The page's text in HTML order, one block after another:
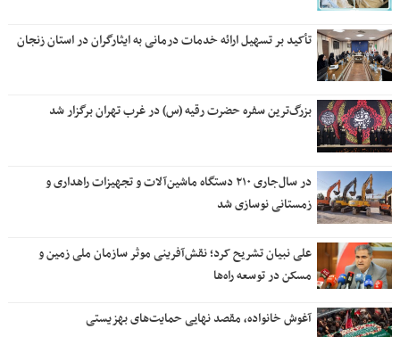
تأکید بر تسهیل ارائه خدمات درمانی به ایثارگران در استان زنجان
بزرگ‌ترین سفره حضرت رقیه (س) در غرب تهران برگزار شد
در سال‌جاری ۲۱۰ دستگاه ماشین‌آلات و تجهیزات راهداری و
زمستانی نوسازی شد
علی نبیان تشریح کرد؛ نقش‌آفرینی موثر سازمان ملی زمین و
مسکن در توسعه راه‌ها
آغوش خانواده، مقصد نهایی حمایت‌های بهزیستی